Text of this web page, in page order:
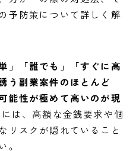
予防策について詳しく解
」「誰でも」「すぐに高
う副業案件のほとんど
能性が極めて高いのが現
は、高額な金銭要求や個
リスクが隠れていること
。